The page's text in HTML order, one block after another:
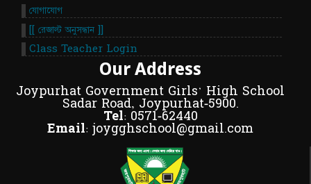
Our Address
Joypurhat Government Girls' High School
Sadar Road, Joypurhat-5900.
Tel: 0571-62440
Email: joygghschool@gmail.com
যোগাযোগ
[[ রেজাল্ট অনুসন্ধান ]]
Class Teacher Login